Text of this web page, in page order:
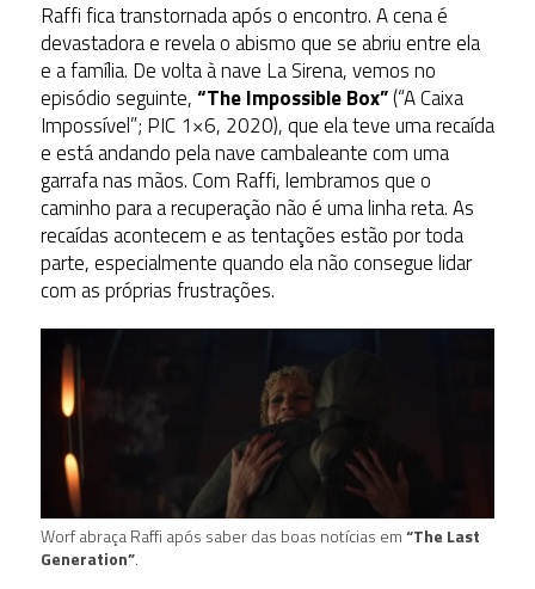
Raffi fica transtornada após o encontro. A cena é
devastadora e revela o abismo que se abriu entre ela
e a família. De volta à nave La Sirena, vemos no
episódio seguinte,“The Impossible Box”(“A Caixa
Impossível”; PIC 1×6, 2020), que ela teve uma recaída
e está andando pela nave cambaleante com uma
garrafa nas mãos. Com Raffi, lembramos que o
caminho para a recuperação não é uma linha reta. As
recaídas acontecem e as tentações estão por toda
parte, especialmente quando ela não consegue lidar
com as próprias frustrações.
Worf abraça Raffi após saber das boas notícias em“The Last
Generation”.